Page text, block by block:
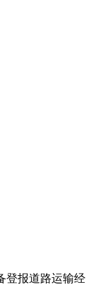
登报道路运输经